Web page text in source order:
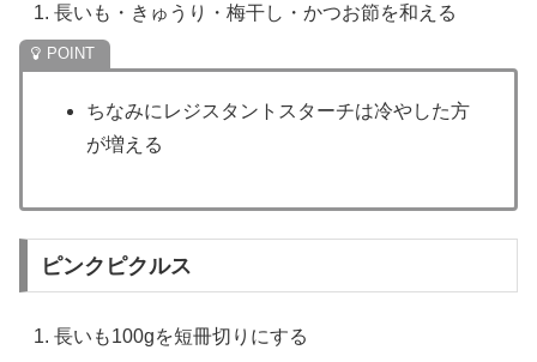
長いも・きゅうり・梅干し・かつお節を和える
ちなみにレジスタントスターチは冷やした方
が増える
ピンクピクルス
長いも100gを短冊切りにする